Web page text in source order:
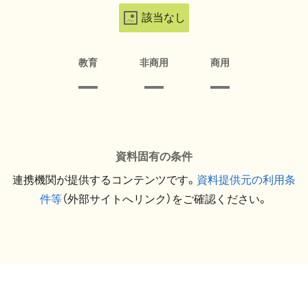
該当なし
教育 非商用 商用
資料固有の条件
連携機関が提供するコンテンツです。 資料提供元の利用条
件等（外部サイトへリンク）をご確認ください。